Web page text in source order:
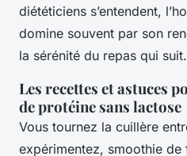
diététiciens s’entendent,
domine souvent par son
la sérénité du repas qui suit.
Les recettes et astuces
de protéine sans lactose
Vous tournez la cuillère
expérimentez, smoothie